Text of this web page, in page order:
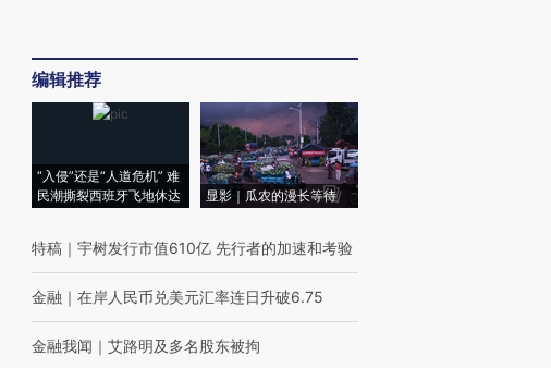
编辑推荐
“入侵”还是“人道危机” 难
民潮撕裂西班牙飞地休达
显影｜瓜农的漫长等待
特稿 ｜ 宇树发行市值610亿 先行者的加速和考验
金融 ｜ 在岸人民币兑美元汇率连日升破6.75
金融我闻 ｜ 艾路明及多名股东被拘